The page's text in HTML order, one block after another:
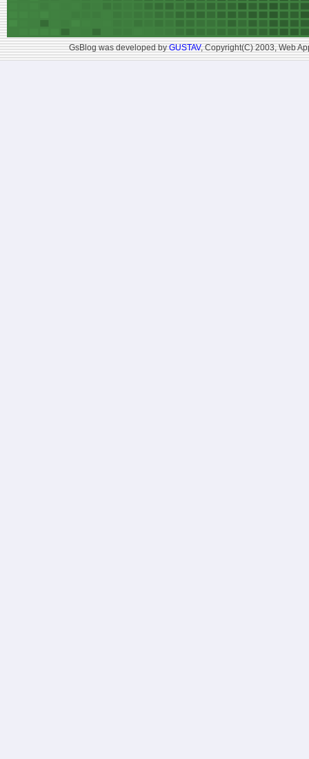
GsBlog was developed byGUSTAV, Copyright(C) 2003, Web